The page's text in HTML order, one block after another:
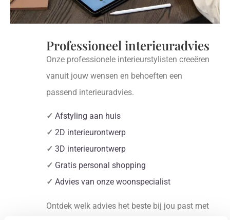
Professioneel interieuradvies
Onze professionele interieurstylisten creeëren
vanuit jouw wensen en behoeften een
passend interieuradvies.
✓ Afstyling aan huis
✓ 2D interieurontwerp
✓ 3D interieurontwerp
✓ Gratis personal shopping
✓ Advies van onze woonspecialist
Ontdek welk advies het beste bij jou past met